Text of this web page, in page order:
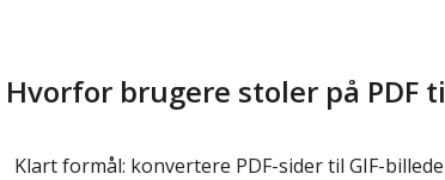
Hvorfor brugere stoler på PDF
Klart formål: konvertere PDF-sider til GIF-